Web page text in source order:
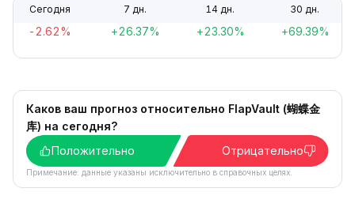
Сегодня 7 дн. 14 дн. 30 дн.
-2.62% +26.37% +23.30% +69.39%
Каков ваш прогноз относительно FlapVault (蝴蝶金
库) на сегодня?
Положительно
Отрицательно
Примечание: данные указаны исключительно в справочных целях.